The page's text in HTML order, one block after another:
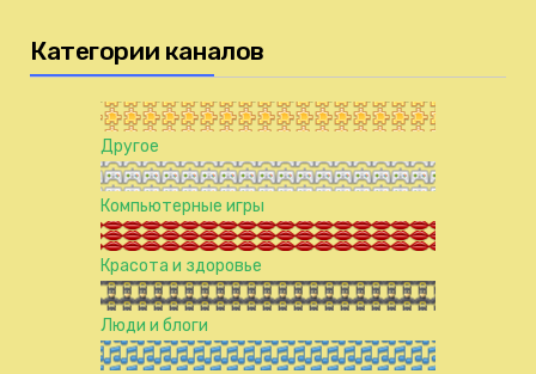
Категории каналов
Другое
Компьютерные игры
Красота и здоровье
Люди и блоги